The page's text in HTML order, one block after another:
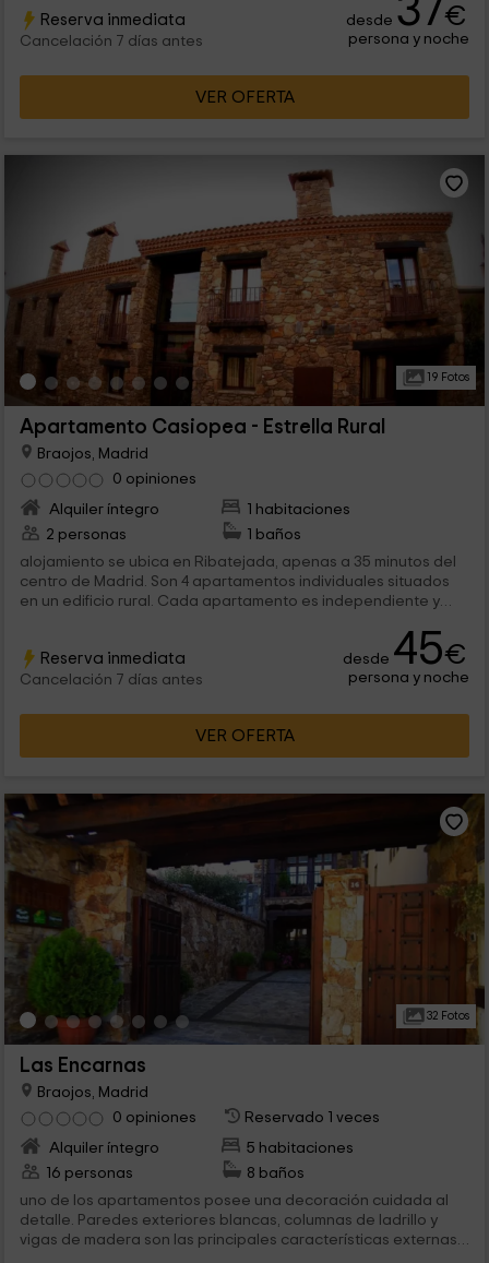
Reserva inmediata
Cancelación 7 días antes
desde 37€
persona y noche
VER OFERTA
19 Fotos
Apartamento Casiopea - Estrella Rural
Braojos, Madrid
0 opiniones
Alquiler íntegro
1 habitaciones
2 personas
1 baños
alojamiento se ubica en Ribatejada, apenas a 35 minutos del
centro de Madrid. Son 4 apartamentos individuales situados
en un edificio rural. Cada apartamento es independiente y
Reserva inmediata
Cancelación 7 días antes
desde 45€
persona y noche
VER OFERTA
32 Fotos
Las Encarnas
Braojos, Madrid
0 opiniones
Reservado 1 veces
Alquiler íntegro
5 habitaciones
16 personas
8 baños
uno de los apartamentos posee una decoración cuidada al
detalle. Paredes exteriores blancas, columnas de ladrillo y
vigas de madera son las principales características externas